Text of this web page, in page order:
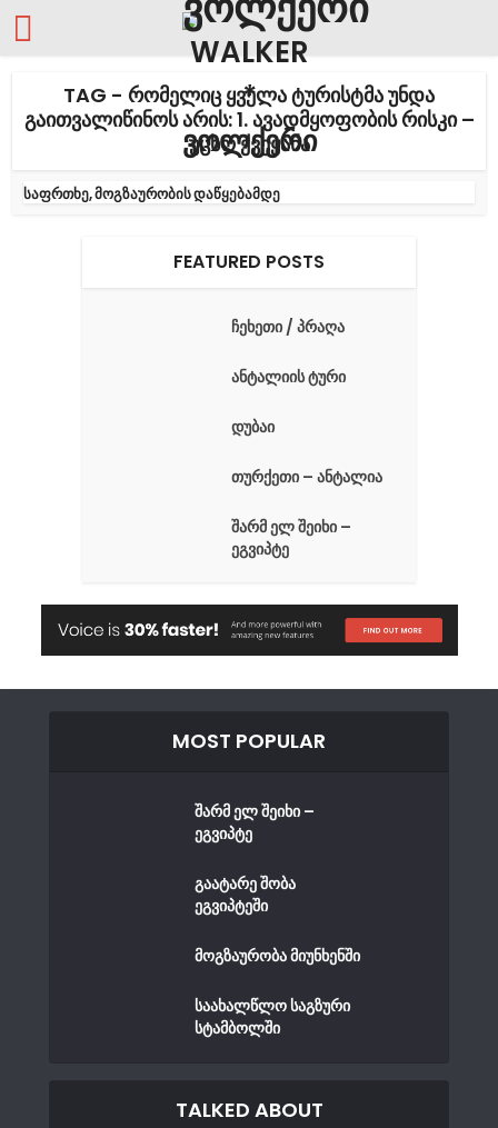
TAG - ᲠᲝᲛᲔᲚᲘᲪ ᲧᲕᲔᲚᲐ ᲢᲣᲠᲘᲡᲢᲛᲐ ᲣᲜᲓᲐ
ᲒᲐᲘᲗᲕᲐᲚᲘᲬᲘᲜᲝᲡ ᲐᲠᲘᲡ: 1. ᲐᲕᲐᲓᲛᲧᲝᲤᲝᲑᲘᲡ ᲠᲘᲡᲙᲘ –
ᲣᲪᲮᲝ ᲥᲕᲔᲧᲐᲜᲐ
საფრთხე, მოგზაურობის დაწყებამდე
FEATURED POSTS
ჩეხეთი / პრაღა
ანტალიის ტური
დუბაი
თურქეთი – ანტალია
შარმ ელ შეიხი –
ეგვიპტე
MOST POPULAR
შარმ ელ შეიხი –
ეგვიპტე
გაატარე შობა
ეგვიპტეში
მოგზაურობა მიუნხენში
საახალწლო საგზური
სტამბოლში
TALKED ABOUT